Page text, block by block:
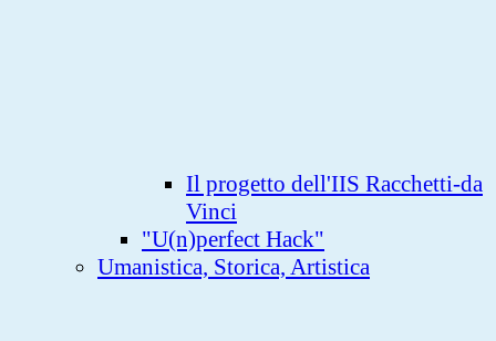
Il progetto dell'IIS Racchetti-da
Vinci
"U(n)perfect Hack"
Umanistica, Storica, Artistica